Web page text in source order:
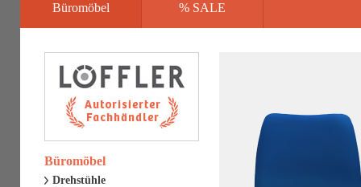
Büromöbel % SALE
Büromöbel
Drehstühle